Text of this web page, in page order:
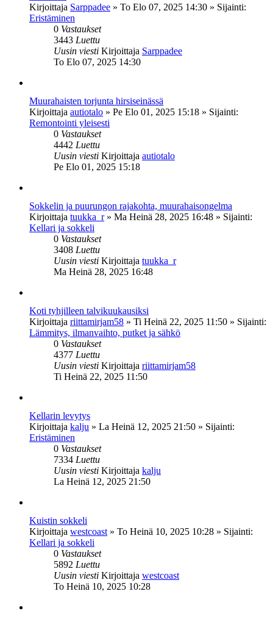
Kirjoittaja Sarppadee » To Elo 07, 2025 14:30 » Sijainti:
Eristäminen
0 Vastaukset
3443 Luettu
Uusin viesti Kirjoittaja Sarppadee
To Elo 07, 2025 14:30
Muurahaisten torjunta hirsiseinässä
Kirjoittaja autiotalo » Pe Elo 01, 2025 15:18 » Sijainti:
Remontointi yleisesti
0 Vastaukset
4442 Luettu
Uusin viesti Kirjoittaja autiotalo
Pe Elo 01, 2025 15:18
Sokkelin ja puurungon rajakohta, muurahaisongelma
Kirjoittaja tuukka_r» Ma Heinä 28, 2025 16:48 » Sijainti:
Kellari ja sokkeli
0 Vastaukset
3408 Luettu
Uusin viesti Kirjoittaja tuukka_r
Ma Heinä 28, 2025 16:48
Koti tyhjilleen talvikuukausiksi
Kirjoittaja riittamirjam58 » Ti Heinä 22, 2025 11:50 » Sijainti:
Lämmitys, ilmanvaihto, putket ja sähkö
0 Vastaukset
4377 Luettu
Uusin viesti Kirjoittaja riittamirjam58
Ti Heinä 22, 2025 11:50
Kellarin levytys
Kirjoittaja kalju » La Heinä 12, 2025 21:50 » Sijainti:
Eristäminen
0 Vastaukset
7334 Luettu
Uusin viesti Kirjoittaja kalju
La Heinä 12, 2025 21:50
Kuistin sokkeli
Kirjoittaja westcoast » To Heinä 10, 2025 10:28 » Sijainti:
Kellari ja sokkeli
0 Vastaukset
5892 Luettu
Uusin viesti Kirjoittaja westcoast
To Heinä 10, 2025 10:28